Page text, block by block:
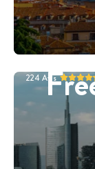
224 Avis